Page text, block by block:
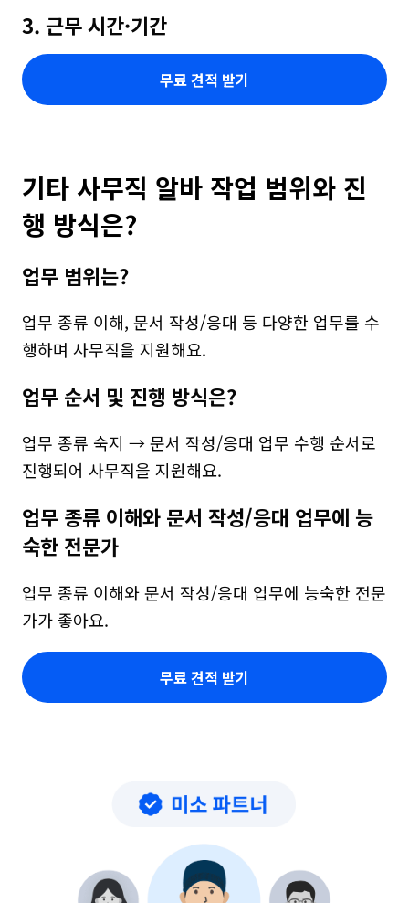
3. 근무 시간·기간
무료 견적 받기
기타 사무직 알바 작업 범위와 진
행 방식은?
업무 범위는?
업무 종류 이해, 문서 작성/응대 등 다양한 업무를 수
행하며 사무직을 지원해요.
업무 순서 및 진행 방식은?
업무 종류 숙지 → 문서 작성/응대 업무 수행 순서로
진행되어 사무직을 지원해요.
업무 종류 이해와 문서 작성/응대 업무에 능
숙한 전문가
업무 종류 이해와 문서 작성/응대 업무에 능숙한 전문
가가 좋아요.
무료 견적 받기